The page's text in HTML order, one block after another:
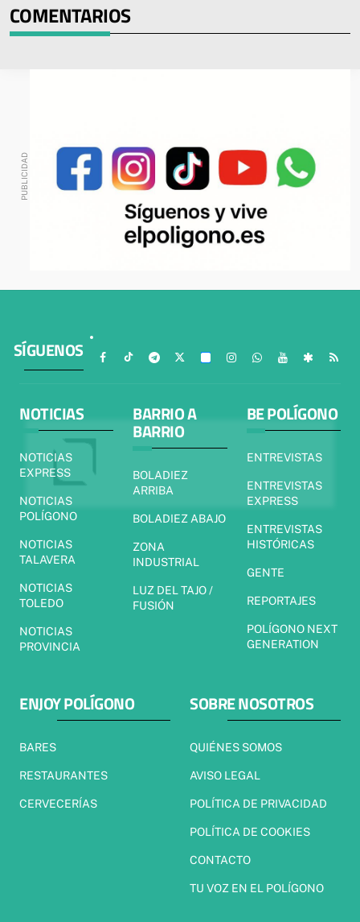
COMENTARIOS
SÍGUENOS
NOTICIAS
NOTICIAS
EXPRESS
NOTICIAS
POLÍGONO
NOTICIAS
TALAVERA
NOTICIAS
TOLEDO
NOTICIAS
PROVINCIA
BARRIO A
BARRIO
BOLADIEZ
ARRIBA
BOLADIEZ ABAJO
ZONA
INDUSTRIAL
LUZ DEL TAJO /
FUSIÓN
BE POLÍGONO
ENTREVISTAS
ENTREVISTAS
EXPRESS
ENTREVISTAS
HISTÓRICAS
GENTE
REPORTAJES
POLÍGONO NEXT
GENERATION
ENJOY POLÍGONO
BARES
RESTAURANTES
CERVECERÍAS
SOBRE NOSOTROS
QUIÉNES SOMOS
AVISO LEGAL
POLÍTICA DE PRIVACIDAD
POLÍTICA DE COOKIES
CONTACTO
TU VOZ EN EL POLÍGONO